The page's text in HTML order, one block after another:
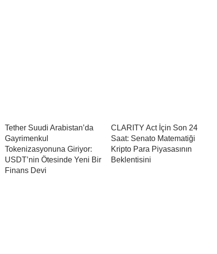
Tether Suudi Arabistan’da
Gayrimenkul
Tokenizasyonuna Giriyor:
USDT’nin Ötesinde Yeni Bir
Finans Devi
CLARITY Act İçin Son 24
Saat: Senato Matematiği
Kripto Para Piyasasının
Beklentisini